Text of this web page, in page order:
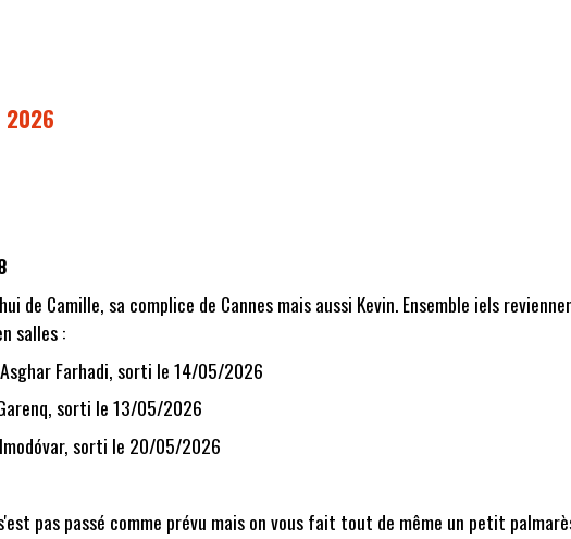
2026
de Camille, sa complice de Cannes mais aussi Kevin. Ensemble iels
salles :
Asghar Farhadi, sorti le 14/05/2026
, sorti le 13/05/2026
, sorti le 20/05/2026
pas passé comme prévu mais on vous fait tout de même un petit